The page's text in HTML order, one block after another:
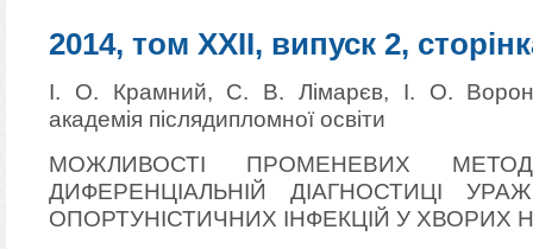
2014, том XXII, випуск 2,
І. О. Крамний, С. В. Лімарєв, І. О.
академія післядипломної освіти
МОЖЛИВОСТІ ПРОМЕНЕВИХ
ДИФЕРЕНЦІАЛЬНІЙ ДІАГНОСТИЦІ
ОПОРТУНІСТИЧНИХ ІНФЕКЦІЙ У ХВОРИХ